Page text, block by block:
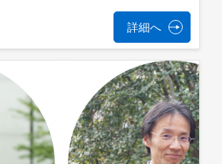
詳細へ